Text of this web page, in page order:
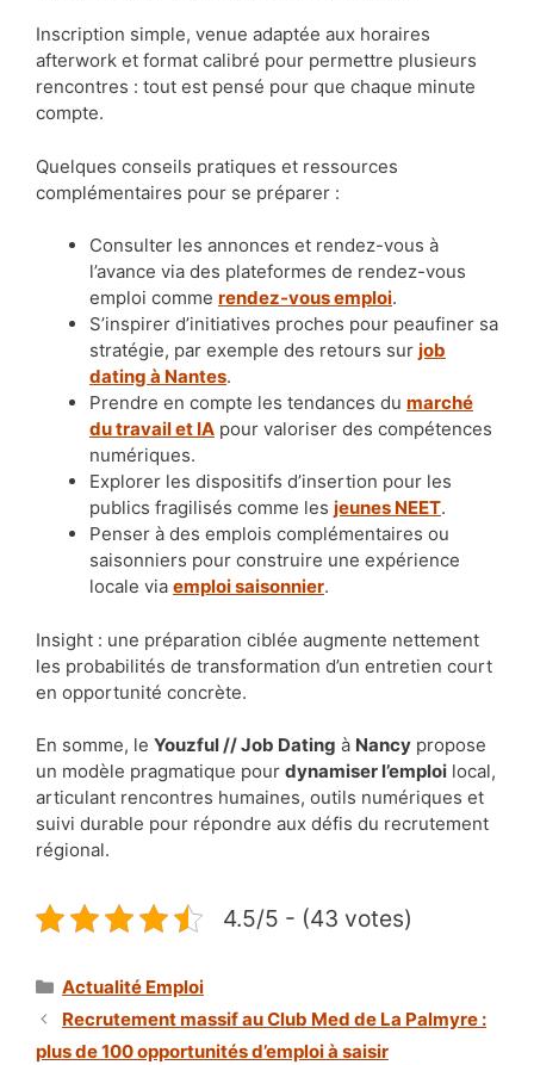
Inscription simple, venue adaptée aux horaires
afterwork et format calibré pour permettre plusieurs
rencontres : tout est pensé pour que chaque minute
compte.
Quelques conseils pratiques et ressources
complémentaires pour se préparer :
Consulter les annonces et rendez-vous à
l’avance via des plateformes de rendez-vous
emploi comme rendez-vous emploi.
S’inspirer d’initiatives proches pour peaufiner sa
stratégie, par exemple des retours sur job
dating à Nantes.
Prendre en compte les tendances du marché
du travail et IA pour valoriser des compétences
numériques.
Explorer les dispositifs d’insertion pour les
publics fragilisés comme les jeunes NEET.
Penser à des emplois complémentaires ou
saisonniers pour construire une expérience
locale via emploi saisonnier.
Insight : une préparation ciblée augmente nettement
les probabilités de transformation d’un entretien court
en opportunité concrète.
En somme, le Youzful // Job Dating à Nancy propose
un modèle pragmatique pour dynamiser l’emploi local,
articulant rencontres humaines, outils numériques et
suivi durable pour répondre aux défis du recrutement
régional.
4.5/5 - (43 votes)
Catégories
Actualité Emploi
Recrutement massif au Club Med de La Palmyre :
plus de 100 opportunités d’emploi à saisir